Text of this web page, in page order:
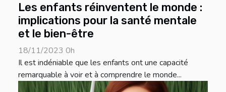
Les enfants réinventent le monde :
implications pour la santé mentale
et le bien-être
18/11/2023 0h
Il est indéniable que les enfants ont une capacité
remarquable à voir et à comprendre le monde...